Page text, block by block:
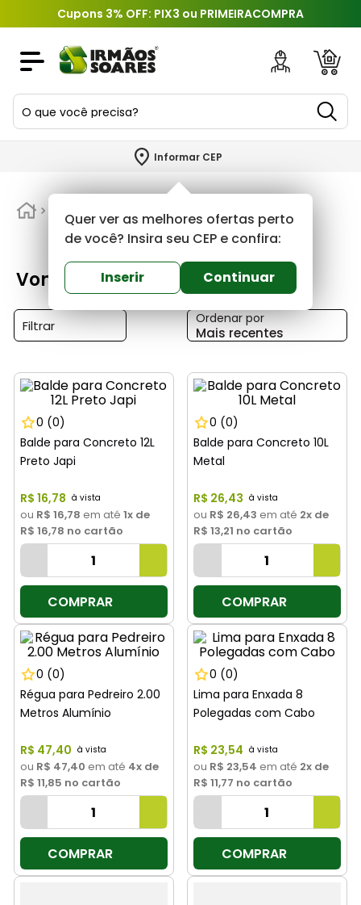
Cupons 3% OFF: PIX3 ou PRIMEIRACOMPRA
O que você precisa?
Informar CEP
Quer ver as melhores ofertas perto
de você? Insira seu CEP e confira:
Inserir Continuar
Vonder
Vonder
Ordenar por
Mais recentes
Filtrar
0 (0)
Balde para Concreto 12L
Preto Japi
R$ 16,78
ou R$ 16,78 em até 1x de
R$ 16,78 no cartão
COMPRAR
0 (0)
Balde para Concreto 10L
Metal
R$ 26,43
ou R$ 26,43 em até 2x de
R$ 13,21 no cartão
COMPRAR
0 (0)
Régua para Pedreiro 2.00
Metros Alumínio
R$ 47,40
ou R$ 47,40 em até 4x de
R$ 11,85 no cartão
COMPRAR
0 (0)
Lima para Enxada 8
Polegadas com Cabo
R$ 23,54
ou R$ 23,54 em até 2x de
R$ 11,77 no cartão
COMPRAR
TERMOS MAIS BUSCADOS
2º
porta
revestimento
argamassa
6º
telha
8º
cimento
torneira
10 º vaso sanitário